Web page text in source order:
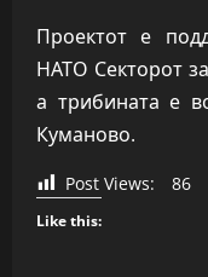
Проектот е
НАТО Секторот
а трибината е
Куманово.
Post Views: 86
Like this: